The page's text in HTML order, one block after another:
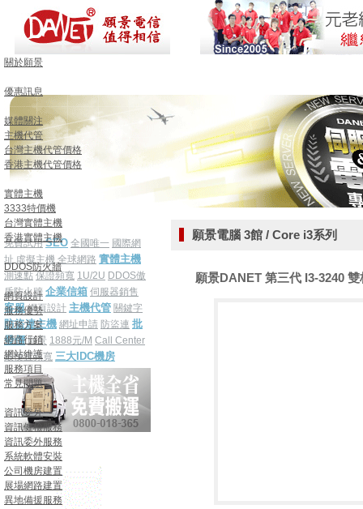
關於願景
優惠訊息
媒體關注
主機代管
台灣主機代管價格
香港主機代管價格
實體主機
3333特價機
台灣實體主機
香港實體主機
DDOS防火牆
網頁設計
服務優勢
服務方案
網路行銷
網站維護
服務項目
常見問題
資訊委外
資訊健檢服務
資訊委外服務
系統軟體安裝
公司機房建置
展場網路建置
異地備援服務
免費試用 SEO 全國唯一 國際網
址 虛擬主機 全球網路 實體主機
測速點 保證頻寬 1U/2U DDOS傲
盾防火牆 企業信箱 伺服器銷售
客服 網頁設計 主機代管 關鍵字
防盜連主機 網址申請 防盜連 批
發價 願景 1888元/M Call Center
最便宜頻寬 三大IDC機房
願景電腦 3館 / Core i3系列
願景DANET 第三代 I3-3240